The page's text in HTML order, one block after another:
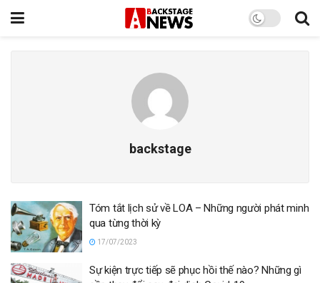
backstage
Tóm tắt lịch sử về LOA – Những người phát minh
qua từng thời kỳ
17/07/2023
Sự kiện trực tiếp sẽ phục hồi thế nào? Những gì